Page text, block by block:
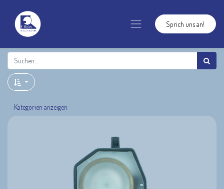
Sprich uns an!
Kategorien anzeigen